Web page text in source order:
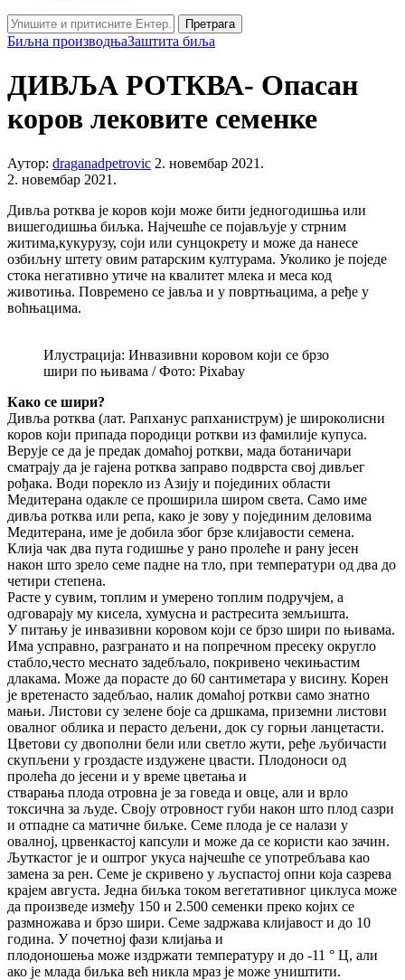
Претрага
Биљна производњаЗаштита биља
ДИВЉА РОТКВА- Опасан
коров лековите семенке
Аутор: draganadpetrovic 2. новембар 2021.
2. новембар 2021.
Дивља ротква је коров који може бити једногодишња или
вишегодишња биљка. Најчешће се појављује у стрним
житима,кукурузу, соји или сунцокрету и може да нанесе
озбиљну штету овим ратарским културама. Уколико је поједе
стока негативно утиче на квалитет млека и меса код
животиња. Повремено се јавља и у повртњацима, а ређе у
воћњацима.
Илустрација: Инвазивни коровом који се брзо
шири по њивама / Фото: Pixabay
Како се шири?
Дивља ротква (лат. Рапханус рапханиструм) је широколисни
коров који припада породици роткви из фамилије купуса.
Верује се да је предак домаћој роткви, мада ботаничари
сматрају да је гајена ротква заправо подврста свој дивљег
рођака. Води порекло из Азију и појединих области
Медитерана одакле се проширила широм света. Само име
дивља ротква или репа, како је зову у појединим деловима
Медитерана, име је добила због брзе клијавости семена.
Клија чак два пута годишње у рано пролеће и рану јесен
након што зрело семе падне на тло, при температури од два до
четири степена.
Расте у сувим, топлим и умерено топлим подручјем, а
одговарају му кисела, хумусна и растресита земљишта.
У питању је инвазивни коровом који се брзо шири по њивама.
Има усправно, разгранато и на попречном пресеку округло
стабло,често меснато задебљало, покривено чекињастим
длакама. Може да порасте до 60 сантиметара у висину. Корен
је вретенасто задебљао, налик домаћој роткви само знатно
мањи. Листови су зелене боје са дршкама, приземни листови
овалног облика и перасто дељени, док су горњи ланцетасти.
Цветови су двополни бели или светло жути, ређе љубичасти
скупљени у гроздасте издужене цвасти. Плодоноси од
пролећа до јесени и у време цветања и
стварања плода отровна је за говеда и овце, али и врло
токсична за људе. Своју отровност губи након што плод сазри
и отпадне са матичне биљке. Семе плода је се налази у
овалној, црвенкастој капсули и може да се користи као зачин.
Љуткастог је и оштрог укуса најчешће се употребљава као
замена за рен. Семе је скривено у љуспастој опни која сазрева
крајем августа. Једна биљка током вегетативног циклуса може
да произведе између 150 и 2.500 семенки преко којих се
размножава и брзо шири. Семе задржава клијавост и до 10
година. У почетној фази клијања и
плодоношења може издржати температуру и до -11 ° Ц, али
ако је млада биљка већ никла мраз је може уништити.